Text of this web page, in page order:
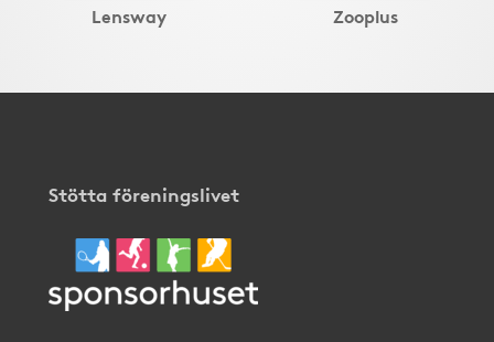
Lensway Zooplus
Stötta föreningslivet